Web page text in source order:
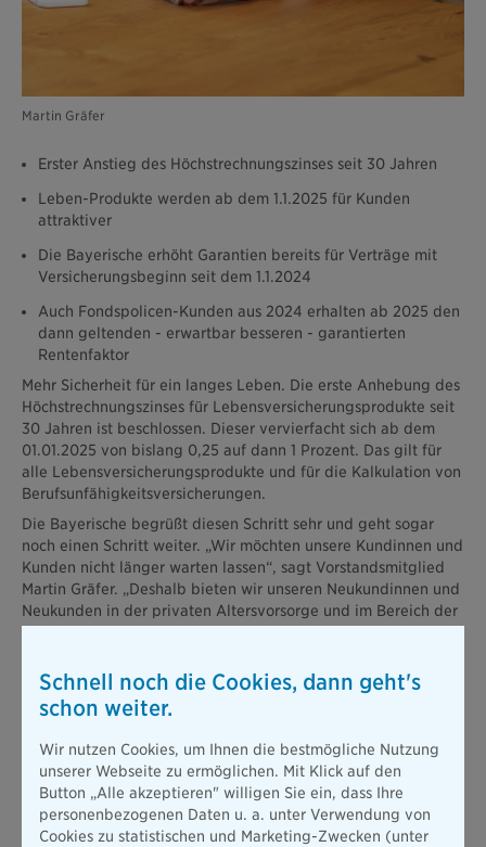
Martin Gräfer
Erster Anstieg des Höchstrechnungszinses seit 30 Jahren
Leben-Produkte werden ab dem 1.1.2025 für Kunden
attraktiver
Die Bayerische erhöht Garantien bereits für Verträge mit
Versicherungsbeginn seit dem 1.1.2024
Auch Fondspolicen-Kunden aus 2024 erhalten ab 2025 den
dann geltenden - erwartbar besseren - garantierten
Rentenfaktor
Mehr Sicherheit für ein langes Leben. Die erste Anhebung des
Höchstrechnungszinses für Lebensversicherungsprodukte seit
30 Jahren ist beschlossen. Dieser vervierfacht sich ab dem
01.01.2025 von bislang 0,25 auf dann 1 Prozent. Das gilt für
alle Lebensversicherungsprodukte und für die Kalkulation von
Berufsunfähigkeitsversicherungen.
Die Bayerische begrüßt diesen Schritt sehr und geht sogar
noch einen Schritt weiter. „Wir möchten unsere Kundinnen und
Kunden nicht länger warten lassen“, sagt Vorstandsmitglied
Martin Gräfer. „Deshalb bieten wir unseren Neukundinnen und
Neukunden in der privaten Altersvorsorge und im Bereich der
Höchstrechnungszins zu profitieren.“
Kundinnen und Kunden der privaten Altersvorsorge im
die Bayerische ab dem 1.1.2025 automatisch auf den dann
geltenden, besseren garantierten Rentenfaktor um. „Das gilt
bereits für alle Kunden, die sich seit dem 01.01.2024 für das
Angebot der Bayerischen entschieden haben, was auch
unsere sehr beliebte Fondspolice mit den Fonds der Pangaea
Schnell noch die Cookies, dann geht's
schon weiter.
Wir nutzen Cookies, um Ihnen die bestmögliche Nutzung
unserer Webseite zu ermöglichen. Mit Klick auf den
Button „Alle akzeptieren" willigen Sie ein, dass Ihre
personenbezogenen Daten u. a. unter Verwendung von
Cookies zu statistischen und Marketing-Zwecken (unter